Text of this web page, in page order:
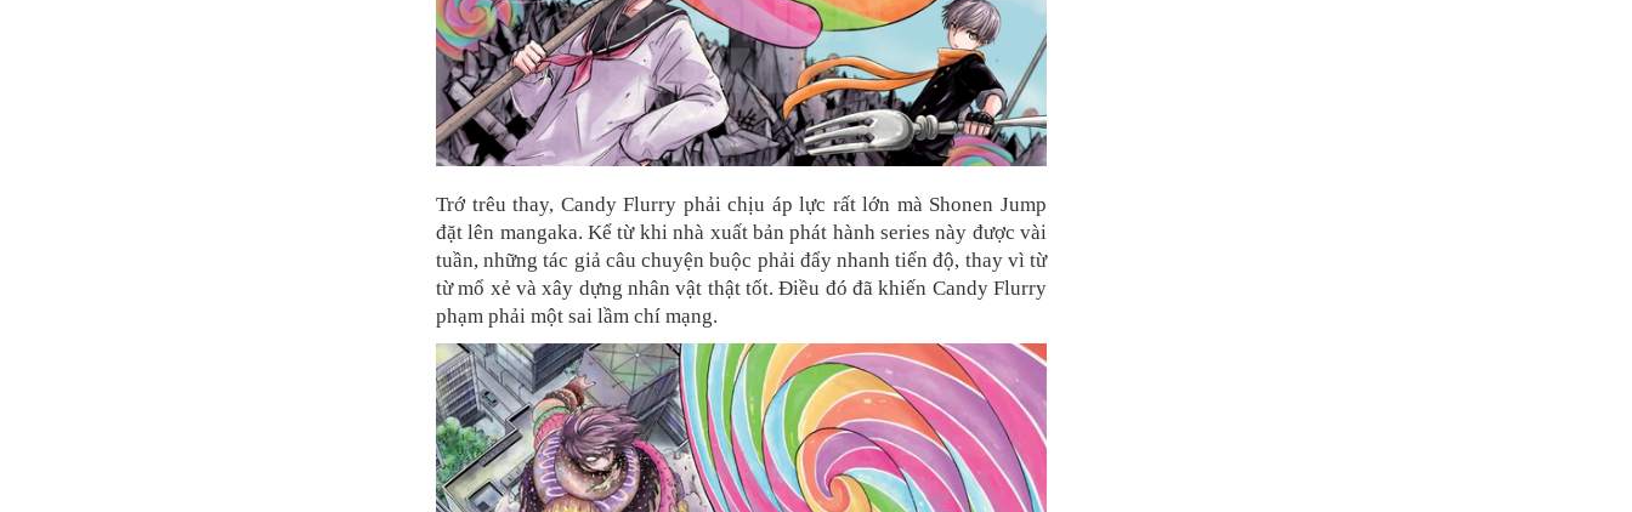
Trớ trêu thay, Candy Flurry phải chịu áp lực rất lớn mà Shonen Jump
đặt lên mangaka. Kể từ khi nhà xuất bản phát hành series này được vài
tuần, những tác giả câu chuyện buộc phải đẩy nhanh tiến độ, thay vì từ
từ mổ xẻ và xây dựng nhân vật thật tốt. Điều đó đã khiến Candy Flurry
phạm phải một sai lầm chí mạng.